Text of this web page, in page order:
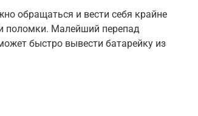
обращаться и вести себя крайне
поломки. Малейший перепад
быстро вывести батарейку из